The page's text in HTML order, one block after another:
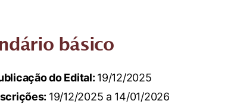
básico
do Edital: 19/12/2025
19/12/2025 a 14/01/2026